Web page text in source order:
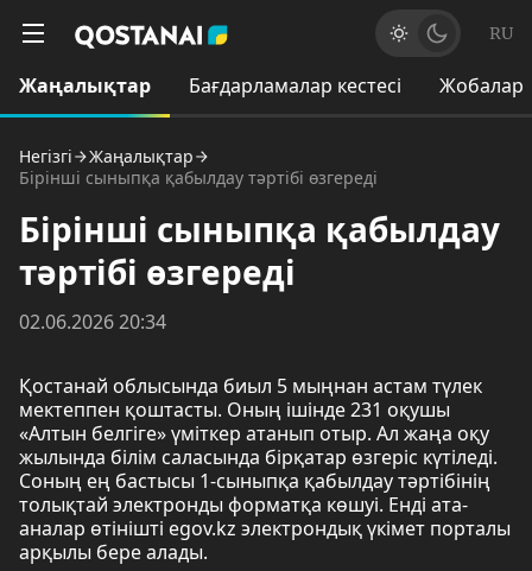
RU
Жаңалықтар Бағдарламалар кестесі Жобалар
Негізгі
Жаңалықтар
Бірінші сыныпқа қабылдау тәртібі өзгереді
Бірінші сыныпқа қабылдау
тәртібі өзгереді
02.06.2026 20:34
Қостанай облысында биыл 5 мыңнан астам түлек
мектеппен қоштасты. Оның ішінде 231 оқушы
«Алтын белгіге» үміткер атанып отыр. Ал жаңа оқу
жылында білім саласында бірқатар өзгеріс күтіледі.
Соның ең бастысы 1-сыныпқа қабылдау тәртібінің
толықтай электронды форматқа көшуі. Енді ата-
аналар өтінішті egov.kz электрондық үкімет порталы
арқылы бере алады.